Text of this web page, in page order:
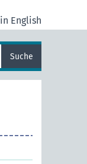
in English
Suche